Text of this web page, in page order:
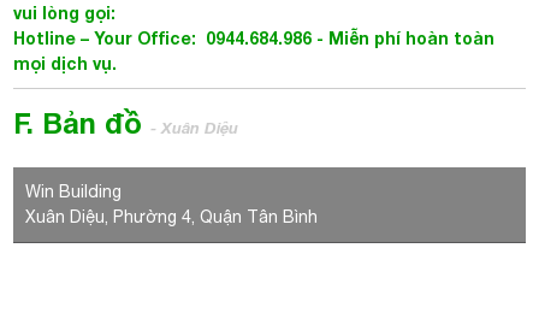
vui lòng gọi:
Hotline – Your Office: 0944.684.986 - Miễn phí hoàn toàn
mọi dịch vụ.
F. Bản đồ- Xuân Diệu
Win Building
Xuân Diệu, Phường 4, Quận Tân Bình